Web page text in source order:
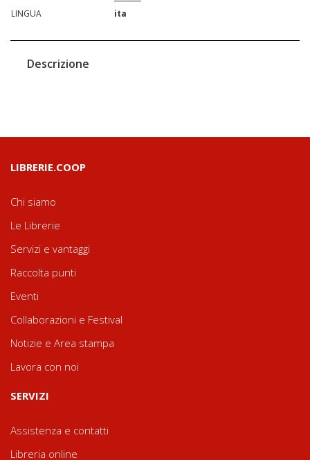
LINGUA
ita
Descrizione
LIBRERIE.COOP
Chi siamo
Le Librerie
Servizi e vantaggi
Raccolta punti
Eventi
Collaborazioni e Festival
Notizie e Area stampa
Lavora con noi
SERVIZI
Assistenza e contatti
Libreria online